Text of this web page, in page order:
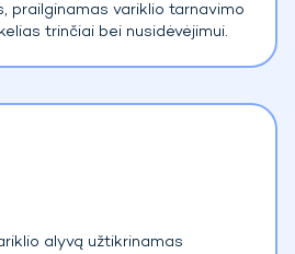
prailginamas variklio tarnavimo
trinčiai bei nusidėvėjimui.
alyvą užtikrinamas